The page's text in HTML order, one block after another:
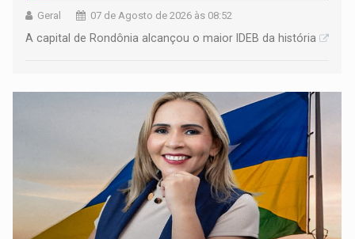
Geral 07 de Agosto de 2026 às 08:52
A capital de Rondônia alcançou o maior IDEB da história